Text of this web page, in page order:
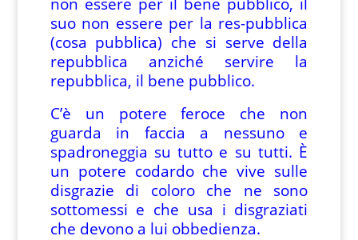
suo non essere per la res-pubblica
(cosa pubblica) che si serve della
repubblica anziché servire la
repubblica, il bene pubblico.
C’è un potere feroce che non
guarda in faccia a nessuno e
spadroneggia su tutto e su tutti. È
un potere codardo che vive sulle
disgrazie di coloro che ne sono
sottomessi e che usa i disgraziati
che devono a lui obbedienza.